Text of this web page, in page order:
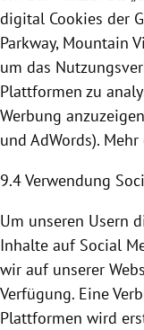
digital Cookies der
Parkway, Mountain
um das
Plattformen zu
Werbung
und AdWords).
9.4 Verwendung
Um unseren Usern
Inhalte auf Social
wir auf unserer
Verfügung. Eine
Plattformen wird